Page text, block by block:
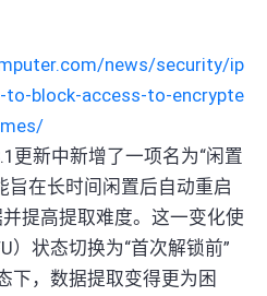
news/security/ip
block-access-to-encrypte
更新中新增了一项名为“闲置
旨在长时间闲置后自动重启
提高提取难度。这一变化使
）状态切换为“首次解锁前”
下，数据提取变得更为困